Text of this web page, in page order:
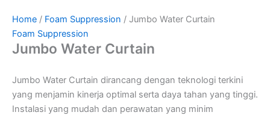
Home / Foam Suppression / Jumbo Water Curtain
Foam Suppression
Jumbo Water Curtain
Jumbo Water Curtain dirancang dengan teknologi terkini
yang menjamin kinerja optimal serta daya tahan yang tinggi.
Instalasi yang mudah dan perawatan yang minim